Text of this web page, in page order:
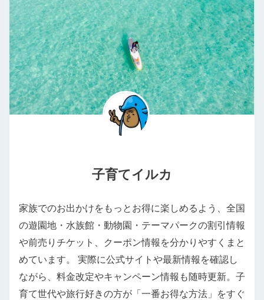
子育てイルカ
家族でのお出かけをもっとお得に楽しめるよう、全国
の遊園地・水族館・動物園・テーマパークの割引情報
や前売りチケット、クーポン情報を分かりやすくまと
めています。 実際に公式サイトや最新情報を確認し
ながら、料金改定やキャンペーン情報も随時更新。子
育て世代や旅行好きの方が「一番お得な方法」をすぐ